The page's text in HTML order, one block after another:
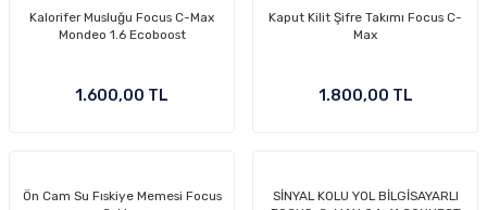
2011)Kalorifer Musluğu Focus C-Max
Mondeo 1.6 Ecoboost
1.600,00 TL
Kaput Kilit Şifre Takımı Focus C-
Max
1.800,00 TL
Ön Cam Su Fıskiye Memesi Focus
SİNYAL KOLU YOL BİLGİSAYARLI